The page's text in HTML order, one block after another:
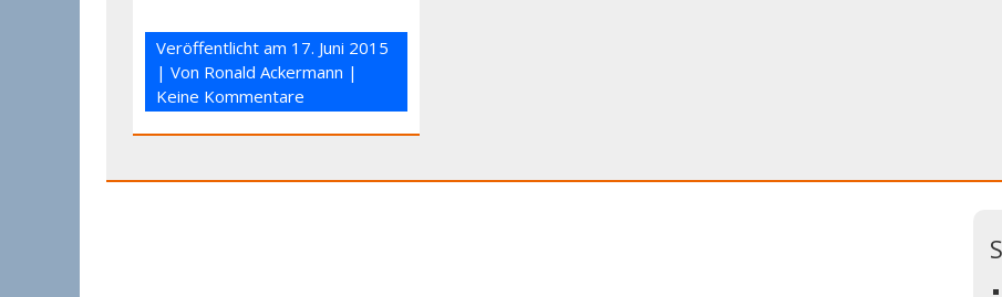
Veröffentlicht am 17. Juni 2015
| Von Ronald Ackermann |
Keine Kommentare